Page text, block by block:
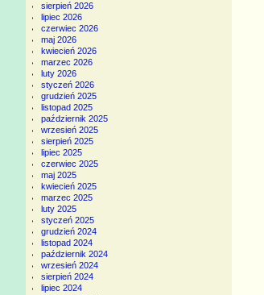
sierpień 2026
lipiec 2026
czerwiec 2026
maj 2026
kwiecień 2026
marzec 2026
luty 2026
styczeń 2026
grudzień 2025
listopad 2025
październik 2025
wrzesień 2025
sierpień 2025
lipiec 2025
czerwiec 2025
maj 2025
kwiecień 2025
marzec 2025
luty 2025
styczeń 2025
grudzień 2024
listopad 2024
październik 2024
wrzesień 2024
sierpień 2024
lipiec 2024